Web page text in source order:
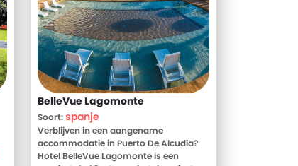
BelleVue Lagomonte
Soort:spanje
Verblijven in een aangename
accommodatie in Puerto De Alcudia?
Hotel BelleVue Lagomonte is een